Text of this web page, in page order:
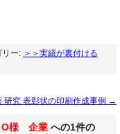
リー: ＞＞実績が裏付ける
研究 表彰状の印刷作成事例 →
O様 企業 への1件の